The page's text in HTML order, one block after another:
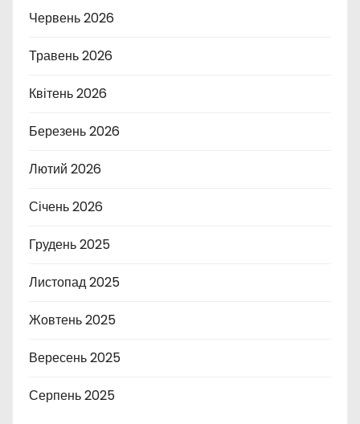
Червень 2026
Травень 2026
Квітень 2026
Березень 2026
Лютий 2026
Січень 2026
Грудень 2025
Листопад 2025
Жовтень 2025
Вересень 2025
Серпень 2025